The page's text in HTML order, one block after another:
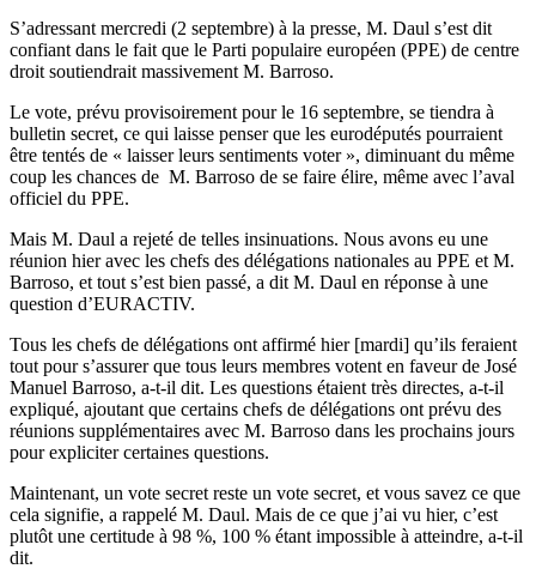
S’adressant mercredi (2 septembre) à la presse, M. Daul s’est dit
confiant dans le fait que le Parti populaire européen (PPE) de centre
droit soutiendrait massivement M. Barroso.
Le vote, prévu provisoirement pour le 16 septembre, se tiendra à
bulletin secret, ce qui laisse penser que les eurodéputés pourraient
être tentés de « laisser leurs sentiments voter », diminuant du même
coup les chances de M. Barroso de se faire élire, même avec l’aval
officiel du PPE.
Mais M. Daul a rejeté de telles insinuations. Nous avons eu une
réunion hier avec les chefs des délégations nationales au PPE et M.
Barroso, et tout s’est bien passé, a dit M. Daul en réponse à une
question d’EURACTIV.
Tous les chefs de délégations ont affirmé hier [mardi] qu’ils feraient
tout pour s’assurer que tous leurs membres votent en faveur de José
Manuel Barroso, a-t-il dit. Les questions étaient très directes, a-t-il
expliqué, ajoutant que certains chefs de délégations ont prévu des
réunions supplémentaires avec M. Barroso dans les prochains jours
pour expliciter certaines questions.
Maintenant, un vote secret reste un vote secret, et vous savez ce que
cela signifie, a rappelé M. Daul. Mais de ce que j’ai vu hier, c’est
plutôt une certitude à 98 %, 100 % étant impossible à atteindre, a-t-il
dit.